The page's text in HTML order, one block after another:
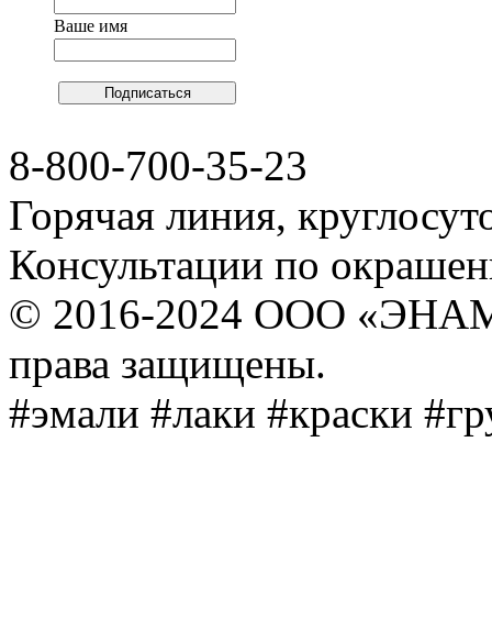
Ваше имя
8-800-700-35-23
Горячая линия,
Консультации по
© 2016-2024 ООО
права защищены.
#эмали #лаки #краски